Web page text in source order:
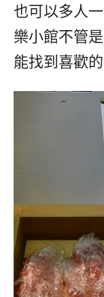
也可以多人
樂小館不管
能找到喜歡